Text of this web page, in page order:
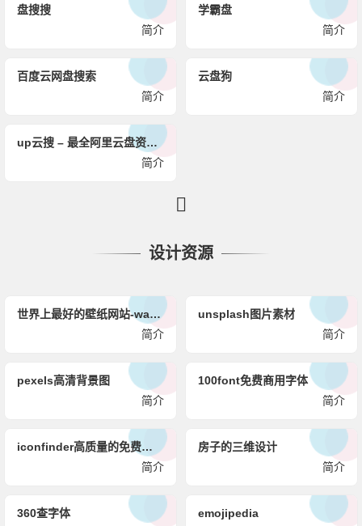
盘搜搜
简介
学霸盘
简介
百度云网盘搜索
简介
云盘狗
简介
up云搜 – 最全阿里云盘资源搜索神器
简介
设计资源
世界上最好的壁纸网站-wallhaven
简介
unsplash图片素材
简介
pexels高清背景图
简介
100font免费商用字体
简介
iconfinder高质量的免费图标
简介
房子的三维设计
简介
360查字体
emojipedia